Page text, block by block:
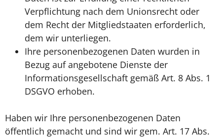
Verpflichtung nach dem Unionsrecht oder
dem Recht der Mitgliedstaaten erforderlich,
dem wir unterliegen.
Ihre personenbezogenen Daten wurden in
Bezug auf angebotene Dienste der
Informationsgesellschaft gemäß Art. 8 Abs. 1
DSGVO erhoben.
Haben wir Ihre personenbezogenen Daten
öffentlich gemacht und sind wir gem. Art. 17 Abs.